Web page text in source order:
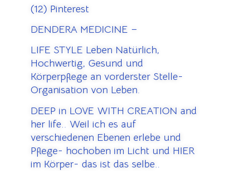
(12) Pinterest
DENDERA MEDICINE –
LIFE STYLE Leben Natürlich,
Hochwertig, Gesund und
Körperpflege an vorderster Stelle-
Organisation von Leben.
DEEP in LOVE WITH CREATION and
her life.. Weil ich es auf
verschiedenen Ebenen erlebe und
Pflege- hochoben im Licht und HIER
im Körper- das ist das selbe..